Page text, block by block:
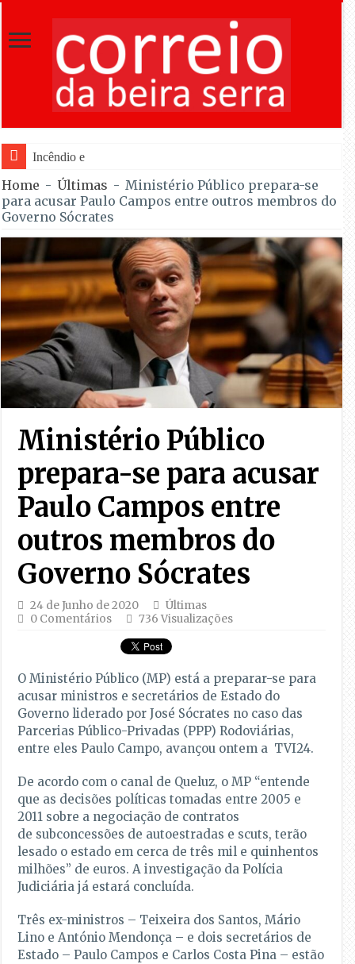
Incêndio em Fornos de Algodres dominado
Home - Últimas - Ministério Público prepara-se
para acusar Paulo Campos entre outros membros do
Governo Sócrates
Ministério Público
prepara-se para acusar
Paulo Campos entre
outros membros do
Governo Sócrates
24 de Junho de 2020
Últimas
0 Comentários
736 Visualizações
O Ministério Público (MP) está a preparar-se para
acusar ministros e secretários de Estado do
Governo liderado por José Sócrates no caso das
Parcerias Público-Privadas (PPP) Rodoviárias,
entre eles Paulo Campo, avançou ontem a TVI24.
De acordo com o canal de Queluz, o MP “entende
que as decisões políticas tomadas entre 2005 e
2011 sobre a negociação de contratos
de subconcessões de autoestradas e scuts, terão
lesado o estado em cerca de três mil e quinhentos
milhões” de euros. A investigação da Polícia
Judiciária já estará concluída.
Três ex-ministros – Teixeira dos Santos, Mário
Lino e António Mendonça – e dois secretários de
Estado – Paulo Campos e Carlos Costa Pina – estão